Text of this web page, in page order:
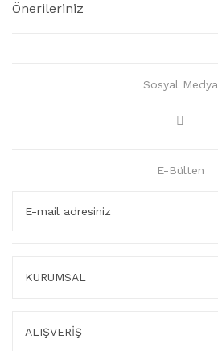
Önerileriniz
Sosyal Medya
E-Bülten
KURUMSAL
ALIŞVERİŞ